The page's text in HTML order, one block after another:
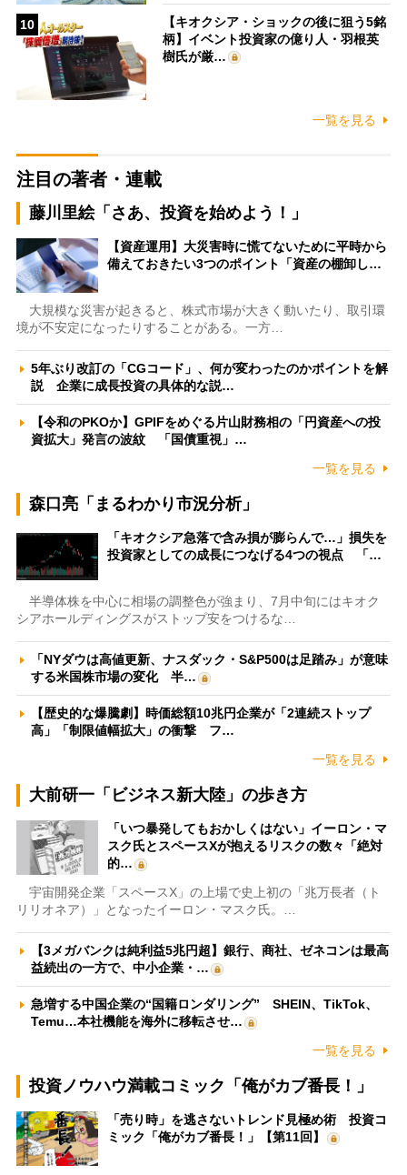
10
【キオクシア・ショックの後に狙う5銘
柄】イベント投資家の億り人・羽根英
樹氏が厳…
一覧を見る
注目の著者・連載
藤川里絵「さあ、投資を始めよう！」
【資産運用】大災害時に慌てないために平時から
備えておきたい3つのポイント「資産の棚卸し…
大規模な災害が起きると、株式市場が大きく動いたり、取引環
境が不安定になったりすることがある。一方…
5年ぶり改訂の「CGコード」、何が変わったのかポイントを解
説 企業に成長投資の具体的な説…
【令和のPKOか】GPIFをめぐる片山財務相の「円資産への投
資拡大」発言の波紋 「国債重視」…
一覧を見る
森口亮「まるわかり市況分析」
「キオクシア急落で含み損が膨らんで…」損失を
投資家としての成長につなげる4つの視点 「…
半導体株を中心に相場の調整色が強まり、7月中旬にはキオク
シアホールディングスがストップ安をつけるな…
「NYダウは高値更新、ナスダック・S&P500は足踏み」が意味
する米国株市場の変化 半…
【歴史的な爆騰劇】時価総額10兆円企業が「2連続ストップ
高」「制限値幅拡大」の衝撃 フ…
一覧を見る
大前研一「ビジネス新大陸」の歩き方
「いつ暴発してもおかしくはない」イーロン・マ
スク氏とスペースXが抱えるリスクの数々「絶対
的…
宇宙開発企業「スペースX」の上場で史上初の「兆万長者（ト
リリオネア）」となったイーロン・マスク氏。…
【3メガバンクは純利益5兆円超】銀行、商社、ゼネコンは最高
益続出の一方で、中小企業・…
急増する中国企業の“国籍ロンダリング” SHEIN、TikTok、
Temu…本社機能を海外に移転させ…
一覧を見る
投資ノウハウ満載コミック「俺がカブ番長！」
「売り時」を逃さないトレンド見極め術 投資コ
ミック「俺がカブ番長！」【第11回】